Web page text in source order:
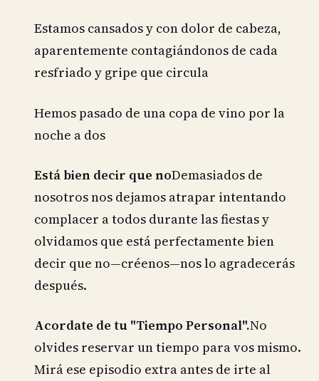
Estamos cansados y con dolor de cabeza,
aparentemente contagiándonos de cada
resfriado y gripe que circula
Hemos pasado de una copa de vino por la
noche a dos
Está bien decir que noDemasiados de
nosotros nos dejamos atrapar intentando
complacer a todos durante las fiestas y
olvidamos que está perfectamente bien
decir que no—créenos—nos lo agradecerás
después.
Acordate de tu "Tiempo Personal".No
olvides reservar un tiempo para vos mismo.
Mirá ese episodio extra antes de irte al